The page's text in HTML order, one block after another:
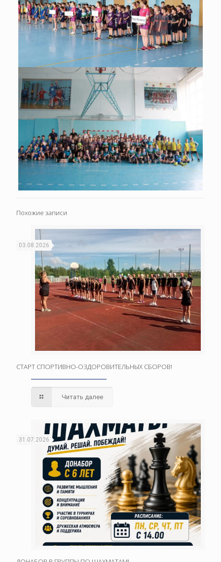
Похожие записи
03.08.2026
СТАРТ СПОРТИВНО-ОЗДОРОВИТЕЛЬНЫХ СБОРОВ!
Читать далее
31.07.2026